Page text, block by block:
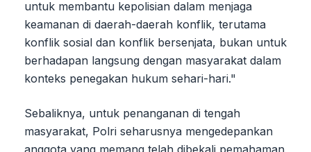
untuk membantu kepolisian dalam menjaga
keamanan di daerah-daerah konflik, terutama
konflik sosial dan konflik bersenjata, bukan untuk
berhadapan langsung dengan masyarakat dalam
konteks penegakan hukum sehari-hari."
Sebaliknya, untuk penanganan di tengah
masyarakat, Polri seharusnya mengedepankan